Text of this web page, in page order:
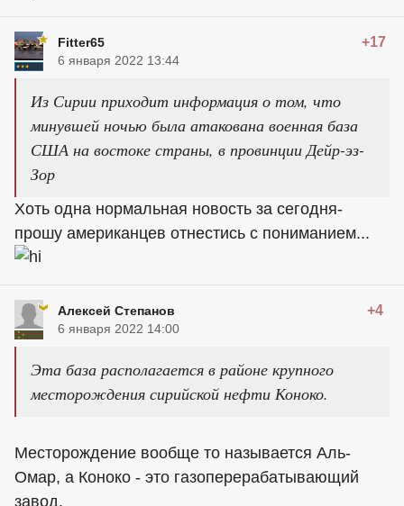
Fitter65 +17
6 января 2022 13:44
Из Сирии приходит информация о том, что
минувшей ночью была атакована военная база
США на востоке страны, в провинции Дейр-эз-
Зор
Хоть одна нормальная новость за сегодня-
прошу американцев отнестись с пониманием...
Алексей Степанов +4
6 января 2022 14:00
Эта база располагается в районе крупного
месторождения сирийской нефти Коноко.
Месторождение вообще то называется Аль-
Омар, а Коноко - это газоперерабатывающий
завод.